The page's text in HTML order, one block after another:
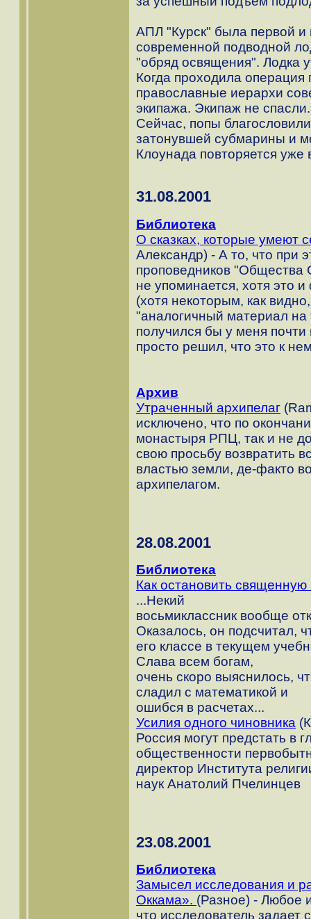
АПЛ "Курск" была первой и
современной подводной
"обряд освящения". Лодка
Когда проходила
православные иерархи
экипажа. Экипаж не спасли.
Сейчас, попы
затонувшей субмарины и
Клоунада повторяется уже
31.08.2001
Библиотека
О сказках, которые умеют
Александр) - А то, что при
проповедников "Общества
не упоминается, хотя это и
(хотя некоторым, как
"аналогичный материал
получился бы у меня
просто решил, что это к
Архив
Утраченный архипелаг
исключено, что по
монастыря РПЦ, так и не
свою просьбу возвратить
властью земли, де-факто
архипелагом.
28.08.2001
Библиотека
Как остановить священную
...Hекий
восьмиклассник вообще
Оказалось, он подсчитал,
его классе в текущем
Слава всем богам,
очень скоpо выяснилось,
сладил с математикой и
ошибся в pасчетах...
Усилия одного чиновника
Россия могут предстать в
общественности
директор Института
наук Анатолий Пчелинцев
23.08.2001
Библиотека
Замысел исследования и
Оккама». (Разное) - Любое
что исследователь задает